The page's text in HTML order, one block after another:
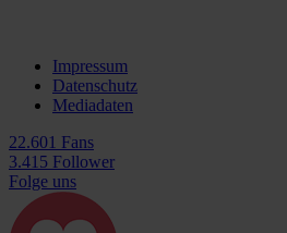
Impressum
Datenschutz
Mediadaten
22.601 Fans
3.415 Follower
Folge uns